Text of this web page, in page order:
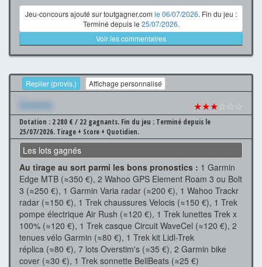
Jeu-concours ajouté sur toutgagner.com le 06/07/2026. Fin du jeu :
Terminé depuis le 25/07/2026.
Voir les commentaires
Replier (provis.) Affichage personnalisé
Xxxxxxx ★★★☆☆☆
Dotation : 2 280 € / 22 gagnants. Fin du jeu : Terminé depuis le
25/07/2026. Tirage + Score + Quotidien.
Les lots gagnés
Au tirage au sort parmi les bons pronostics : 1 Garmin
Edge MTB (≈350 €), 2 Wahoo GPS Element Roam 3 ou Bolt
3 (≈250 €), 1 Garmin Varia radar (≈200 €), 1 Wahoo Trackr
radar (≈150 €), 1 Trek chaussures Velocis (≈150 €), 1 Trek
pompe électrique Air Rush (≈120 €), 1 Trek lunettes Trek x
100% (≈120 €), 1 Trek casque Circuit WaveCel (≈120 €), 2
tenues vélo Garmin (≈80 €), 1 Trek kit Lidl-Trek
réplica (≈80 €), 7 lots Overstim's (≈35 €), 2 Garmin bike
cover (≈30 €), 1 Trek sonnette BellBeats (≈25 €)